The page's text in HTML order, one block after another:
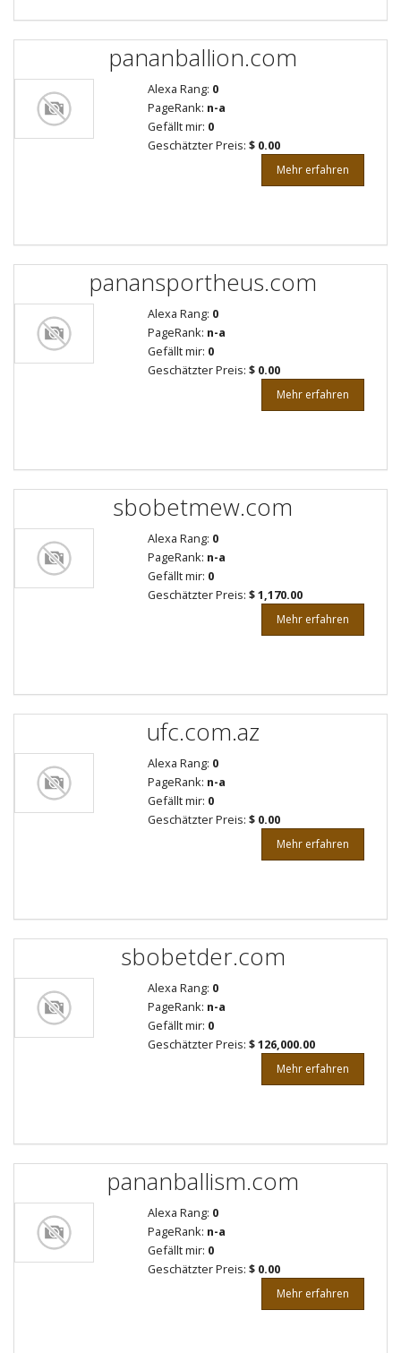
pananballion.com
Alexa Rang: 0
PageRank: n-a
Gefällt mir: 0
Geschätzter Preis: $ 0.00
Mehr erfahren
panansportheus.com
Alexa Rang: 0
PageRank: n-a
Gefällt mir: 0
Geschätzter Preis: $ 0.00
Mehr erfahren
sbobetmew.com
Alexa Rang: 0
PageRank: n-a
Gefällt mir: 0
Geschätzter Preis: $ 1,170.00
Mehr erfahren
ufc.com.az
Alexa Rang: 0
PageRank: n-a
Gefällt mir: 0
Geschätzter Preis: $ 0.00
Mehr erfahren
sbobetder.com
Alexa Rang: 0
PageRank: n-a
Gefällt mir: 0
Geschätzter Preis: $ 126,000.00
Mehr erfahren
pananballism.com
Alexa Rang: 0
PageRank: n-a
Gefällt mir: 0
Geschätzter Preis: $ 0.00
Mehr erfahren